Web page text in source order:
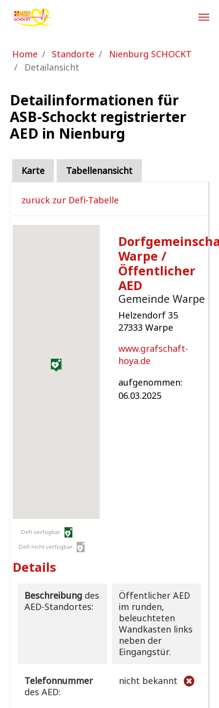
Zum Hauptinhalt springen
Sie sind hier:
Home Standorte
Nienburg SCHOCKT
Detailansicht
Detailinformationen für
ASB-Schockt registrierter
AED in Nienburg
Karte Tabellenansicht
zurück zur Defi-Tabelle
Defi verfügbar
Defi nicht verfügbar
Warpe /
Öffentlicher
AED
Gemeinde Warpe
Helzendorf 35
27333 Warpe
www.grafschaft-
hoya.de
aufgenommen:
06.03.2025
Details
Beschreibungdes
AED-Standortes:
Öffentlicher AED
im runden,
beleuchteten
Wandkasten links
neben der
Eingangstür.
Telefonnummer
des AED:
nicht bekannt